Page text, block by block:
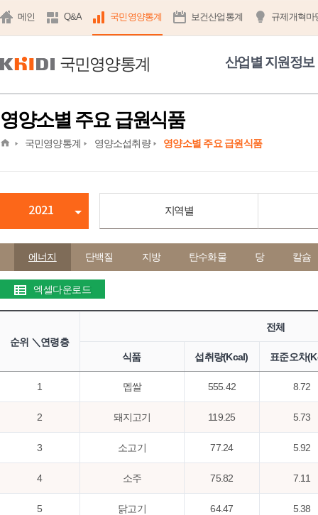
메인 Q&A 국민영양통계 보건산업통계 규제개혁마
국민영양통계 산업별 지원정보
영양소별 주요 급원식품
home국민영양통계 영양소섭취량 영양소별 주요 급원식품
2021 지역별
에너지 단백질 지방 탄수화물 당 칼슘
엑셀다운로드
순위 ＼연령층
전체
식품 섭취량(Kcal) 표준오차
1 멥쌀 555.42 8.72
2 돼지고기 119.25 5.73
3 소고기 77.24 5.92
4 소주 75.82 7.11
5 닭고기 64.47 5.38